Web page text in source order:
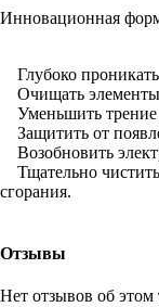
Инновационная
Глубоко
Очищать элементы
Уменьшить трение
Защитить от
Возобновить
Тщательно
сгорания.
Отзывы
Нет отзывов об этом